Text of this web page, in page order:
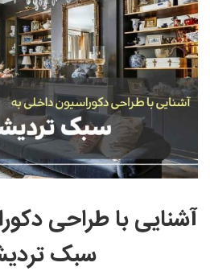
آموزش مجازی گرافیک
آموزش مجازی طراحی داخلی
نقاشی پاستل
نقاشی رنگ روغن
نقاشی آبرنگ
نقاشی کودک و نوجوان
طراحی سیاه قلم
نقاشی مینیاتور(نگارگری)
نقاشی تذهیب و گل و مرغ
خوشنویسی نستعلیق
خوشنویسی با خودکار
خط نقاشی
آشنایی با طراحی
سبک